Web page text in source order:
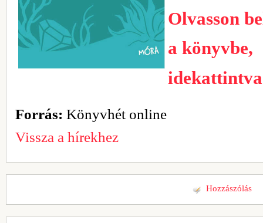
Olvasson
a könyvbe,
idekattintva
Forrás: Könyvhét online
Vissza a hírekhez
Hozzászólás